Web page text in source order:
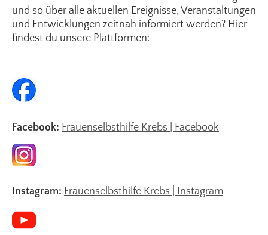
und so über alle aktuellen Ereignisse, Veranstaltungen
und Entwicklungen zeitnah informiert werden? Hier
findest du unsere Plattformen:
Facebook: Frauenselbsthilfe Krebs | Facebook
Instagram: Frauenselbsthilfe Krebs | Instagram